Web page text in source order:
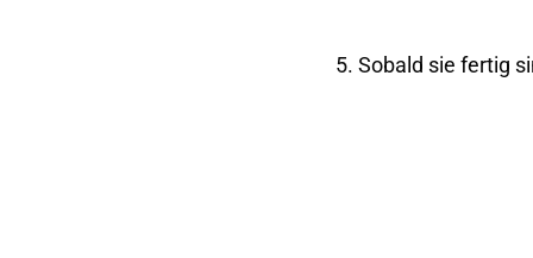
5. Sobald sie fertig